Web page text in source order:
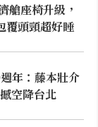
艙座椅升級，
頭頸超好睡
年：藤本壯介
空降台北